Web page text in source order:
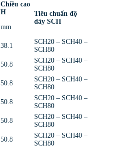
Chiều cao
H
Tiêu chuẩn độ
dày SCH
mm
38.1
SCH20 – SCH40 –
SCH80
50.8
SCH20 – SCH40 –
SCH80
50.8
SCH20 – SCH40 –
SCH80
50.8
SCH20 – SCH40 –
SCH80
50.8
SCH20 – SCH40 –
SCH80
50.8
SCH20 – SCH40 –
SCH80